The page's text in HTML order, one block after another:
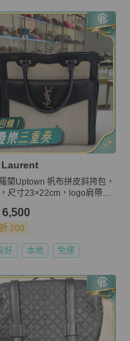
蘭Uptown 帆布拼皮斜挎包，
尺寸23×22cm，logo肩帶缺
6,500
200
好 本地 免運